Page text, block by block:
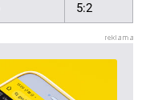
5:2